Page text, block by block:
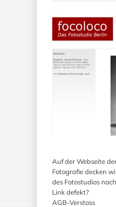
Auf der Webseite
Fotografie decken
des Fotostudios
Link defekt?
AGB-Verstoss